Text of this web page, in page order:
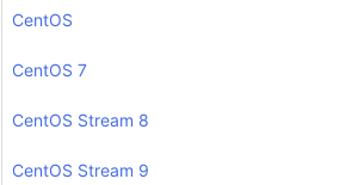
CentOS
CentOS 7
CentOS Stream 8
CentOS Stream 9